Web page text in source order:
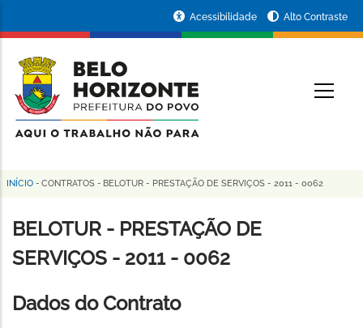
conteúdo
principal
da
Prefeitura
de
Horizonte
Acessibilidade Alto Contraste
Trilha
de
navegação
INÍCIO - CONTRATOS - BELOTUR - PRESTAÇÃO DE SERVIÇOS - 2011 - 0062
BELOTUR - PRESTAÇÃO DE
SERVIÇOS - 2011 - 0062
Dados do Contrato